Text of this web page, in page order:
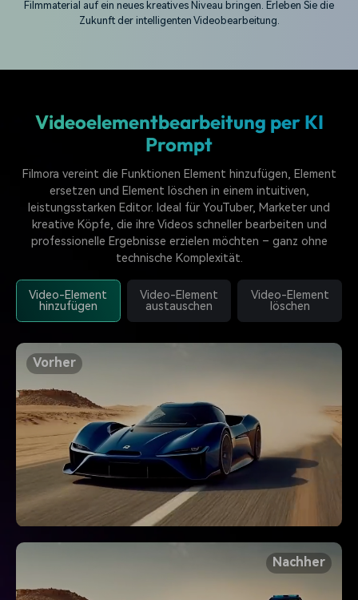
Filmmaterial auf ein neues kreatives Niveau bringen. Erleben Sie die
Zukunft der intelligenten Videobearbeitung.
Videoelementbearbeitung per KI
Prompt
Filmora vereint die Funktionen Element hinzufügen, Element
ersetzen und Element löschen in einem intuitiven,
leistungsstarken Editor. Ideal für YouTuber, Marketer und
kreative Köpfe, die ihre Videos schneller bearbeiten und
professionelle Ergebnisse erzielen möchten – ganz ohne
technische Komplexität.
Video-Element
hinzufügen
Video-Element
austauschen
Video-Element
löschen
Vorher
Nachher